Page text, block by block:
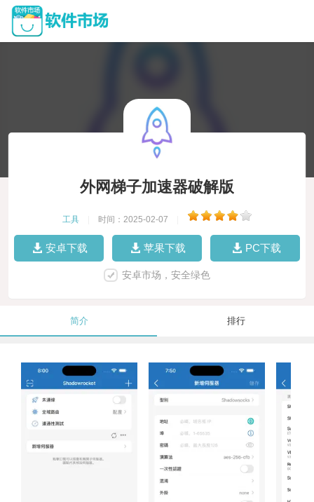
外网梯子加速器破解版
工具 时间：2025-02-07
安卓下载 苹果下载 PC下载
安卓市场，安全绿色
简介 排行